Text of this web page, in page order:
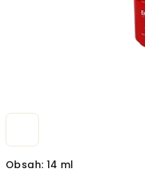
Obsah: 14 ml